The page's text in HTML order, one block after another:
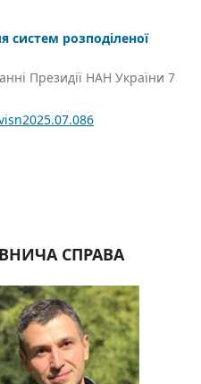
систем розподіленої
Президії НАН України 7
СПРАВА